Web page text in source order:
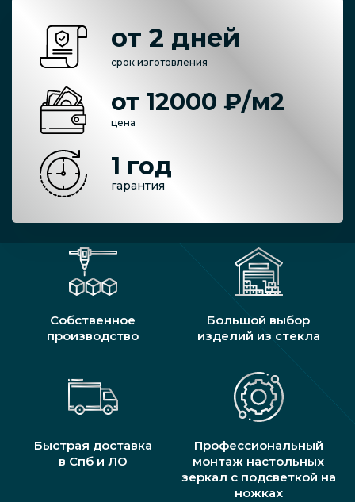
от 2 дней
срок изготовления
от 12000 ₽/м2
цена
1 год
гарантия
Собственное
производство
Большой выбор
изделий из стекла
Быстрая доставка
в Спб и ЛО
Профессиональный
монтаж настольных
зеркал с подсветкой на
ножках